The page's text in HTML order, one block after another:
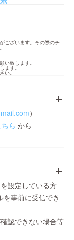
ございます。その際のチ
い致します。
ます。
い。
）
ら から
設定している方
事前に受信でき
認できない場合等